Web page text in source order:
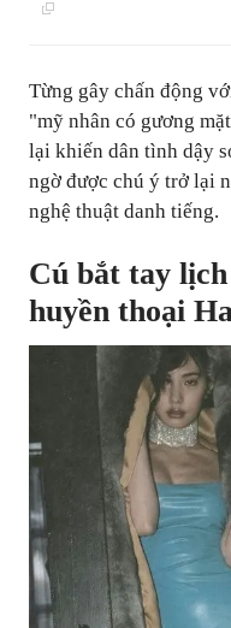
Từng gây chấn động
"mỹ nhân có gương
lại khiến dân tình dậy
ngờ được chú ý trở lại
nghệ thuật danh tiếng.
Cú bắt tay
huyền thoại